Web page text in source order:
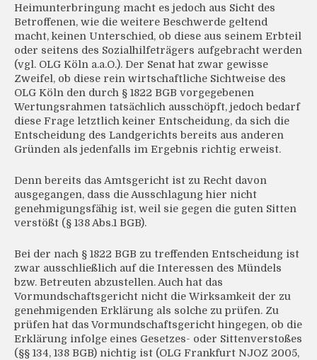
Heimunterbringung macht es jedoch aus Sicht des
Betroffenen, wie die weitere Beschwerde geltend
macht, keinen Unterschied, ob diese aus seinem Erbteil
oder seitens des Sozialhilfeträgers aufgebracht werden
(vgl. OLG Köln a.a.O.). Der Senat hat zwar gewisse
Zweifel, ob diese rein wirtschaftliche Sichtweise des
OLG Köln den durch § 1822 BGB vorgegebenen
Wertungsrahmen tatsächlich ausschöpft, jedoch bedarf
diese Frage letztlich keiner Entscheidung, da sich die
Entscheidung des Landgerichts bereits aus anderen
Gründen als jedenfalls im Ergebnis richtig erweist.
Denn bereits das Amtsgericht ist zu Recht davon
ausgegangen, dass die Ausschlagung hier nicht
genehmigungsfähig ist, weil sie gegen die guten Sitten
verstößt (§ 138 Abs.1 BGB).
Bei der nach § 1822 BGB zu treffenden Entscheidung ist
zwar ausschließlich auf die Interessen des Mündels
bzw. Betreuten abzustellen. Auch hat das
Vormundschaftsgericht nicht die Wirksamkeit der zu
genehmigenden Erklärung als solche zu prüfen. Zu
prüfen hat das Vormundschaftsgericht hingegen, ob die
Erklärung infolge eines Gesetzes- oder Sittenverstoßes
(§§ 134, 138 BGB) nichtig ist (OLG Frankfurt NJOZ 2005,